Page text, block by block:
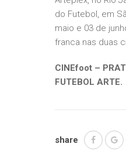
do Futebol, em
maio e 03 de
franca nas duas
CINEfoot –
FUTEBOL ARTE.
share